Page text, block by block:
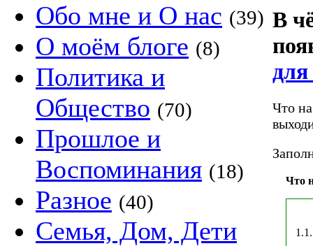
Обо мне и О нас (39)
О моём блоге (8)
Политика и
Общество (70)
Прошлое и
Воспоминания (18)
Разное (40)
Семья, Дом, Дети
В
Что
Что
1.1.